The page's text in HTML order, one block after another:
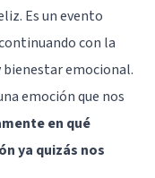
Es un evento
con la
emocional.
emoción que nos
en qué
ya quizás nos